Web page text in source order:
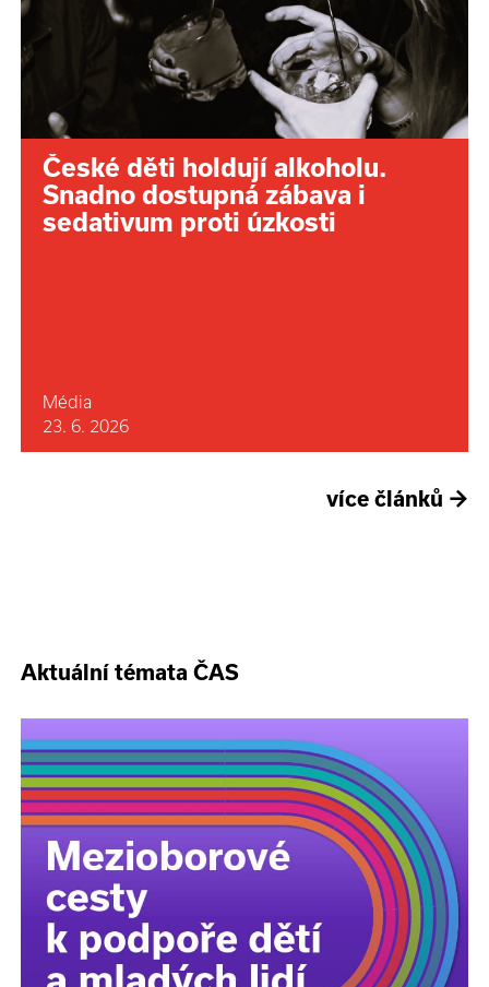
České děti holdují alkoholu.
Snadno dostupná zábava i
sedativum proti úzkosti
Média
23. 6. 2026
více článků →
Aktuální témata ČAS